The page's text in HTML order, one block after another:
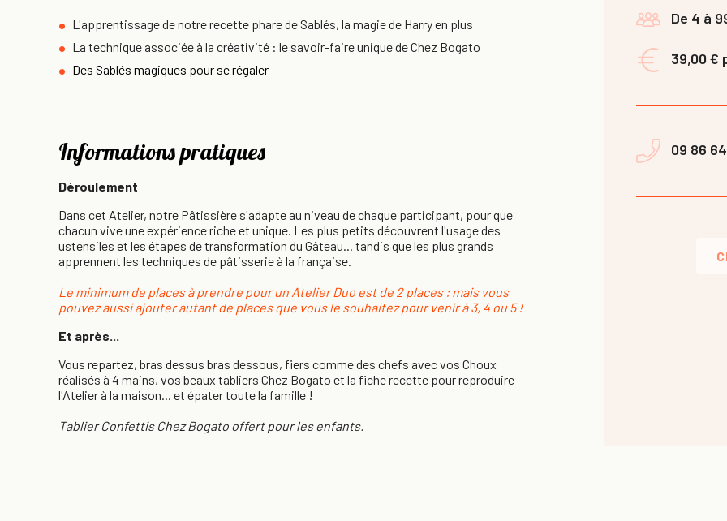
L'apprentissage de notre recette phare de Sablés, la magie de Harry en plus
La technique associée à la créativité : le savoir-faire unique de Chez Bogato
Des Sablés magiques pour se régaler
Informations pratiques
Déroulement
Dans cet Atelier, notre Pâtissière s'adapte au niveau de chaque participant, pour que
chacun vive une expérience riche et unique. Les plus petits découvrent l'usage des
ustensiles et les étapes de transformation du Gâteau... tandis que les plus grands
apprennent les techniques de pâtisserie à la française.
Le minimum de places à prendre pour un Atelier Duo est de 2 places : mais vous
pouvez aussi ajouter autant de places que vous le souhaitez pour venir à 3, 4 ou 5 !
Et après...
Vous repartez, bras dessus bras dessous, fiers comme des chefs avec vos Choux
réalisés à 4 mains, vos beaux tabliers Chez Bogato et la fiche recette pour reproduire
l'Atelier à la maison... et épater toute la famille !
Tablier Confettis Chez Bogato offert pour les enfants.
De 4 à
39,00 €
09 86